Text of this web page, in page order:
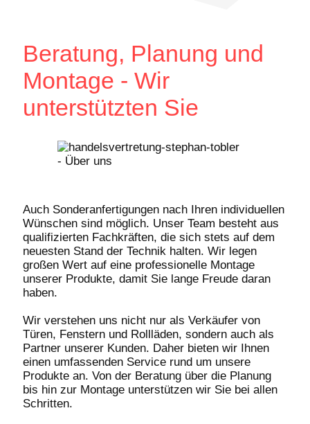
Beratung, Planung und
Montage - Wir
unterstützten Sie
Auch Sonderanfertigungen nach Ihren individuellen
Wünschen sind möglich. Unser Team besteht aus
qualifizierten Fachkräften, die sich stets auf dem
neuesten Stand der Technik halten. Wir legen
großen Wert auf eine professionelle Montage
unserer Produkte, damit Sie lange Freude daran
haben.
Wir verstehen uns nicht nur als Verkäufer von
Türen, Fenstern und Rollläden, sondern auch als
Partner unserer Kunden. Daher bieten wir Ihnen
einen umfassenden Service rund um unsere
Produkte an. Von der Beratung über die Planung
bis hin zur Montage unterstützen wir Sie bei allen
Schritten.